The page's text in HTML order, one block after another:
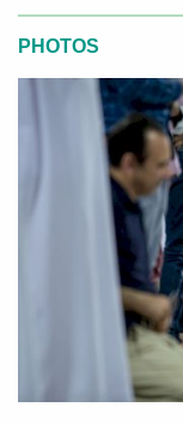
PHOTOS